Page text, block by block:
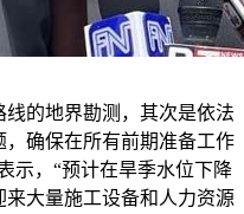
的地界勘测，其次是依法
确保在所有前期准备工作
示，“预计在旱季水位下降
来大量施工设备和人力资源